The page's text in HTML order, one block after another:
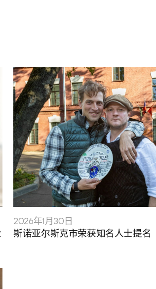
2026年1月30日
斯诺亚尔斯克市荣获知名人士提名